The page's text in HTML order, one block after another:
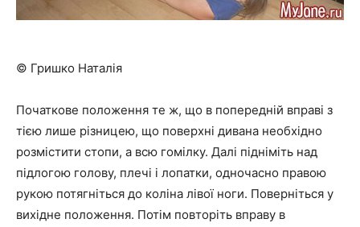
© Гришко Наталія
Початкове положення те ж, що в попередній вправі з
тією лише різницею, що поверхні дивана необхідно
розмістити стопи, а всю гомілку. Далі підніміть над
підлогою голову, плечі і лопатки, одночасно правою
рукою потягніться до коліна лівої ноги. Поверніться у
вихідне положення. Потім повторіть вправу в